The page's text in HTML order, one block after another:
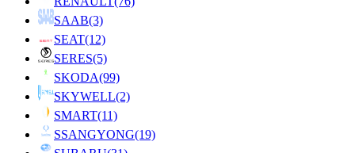
SAAB(3)
SEAT(12)
SERES(5)
SKODA(99)
SKYWELL(2)
SMART(11)
SSANGYONG(19)